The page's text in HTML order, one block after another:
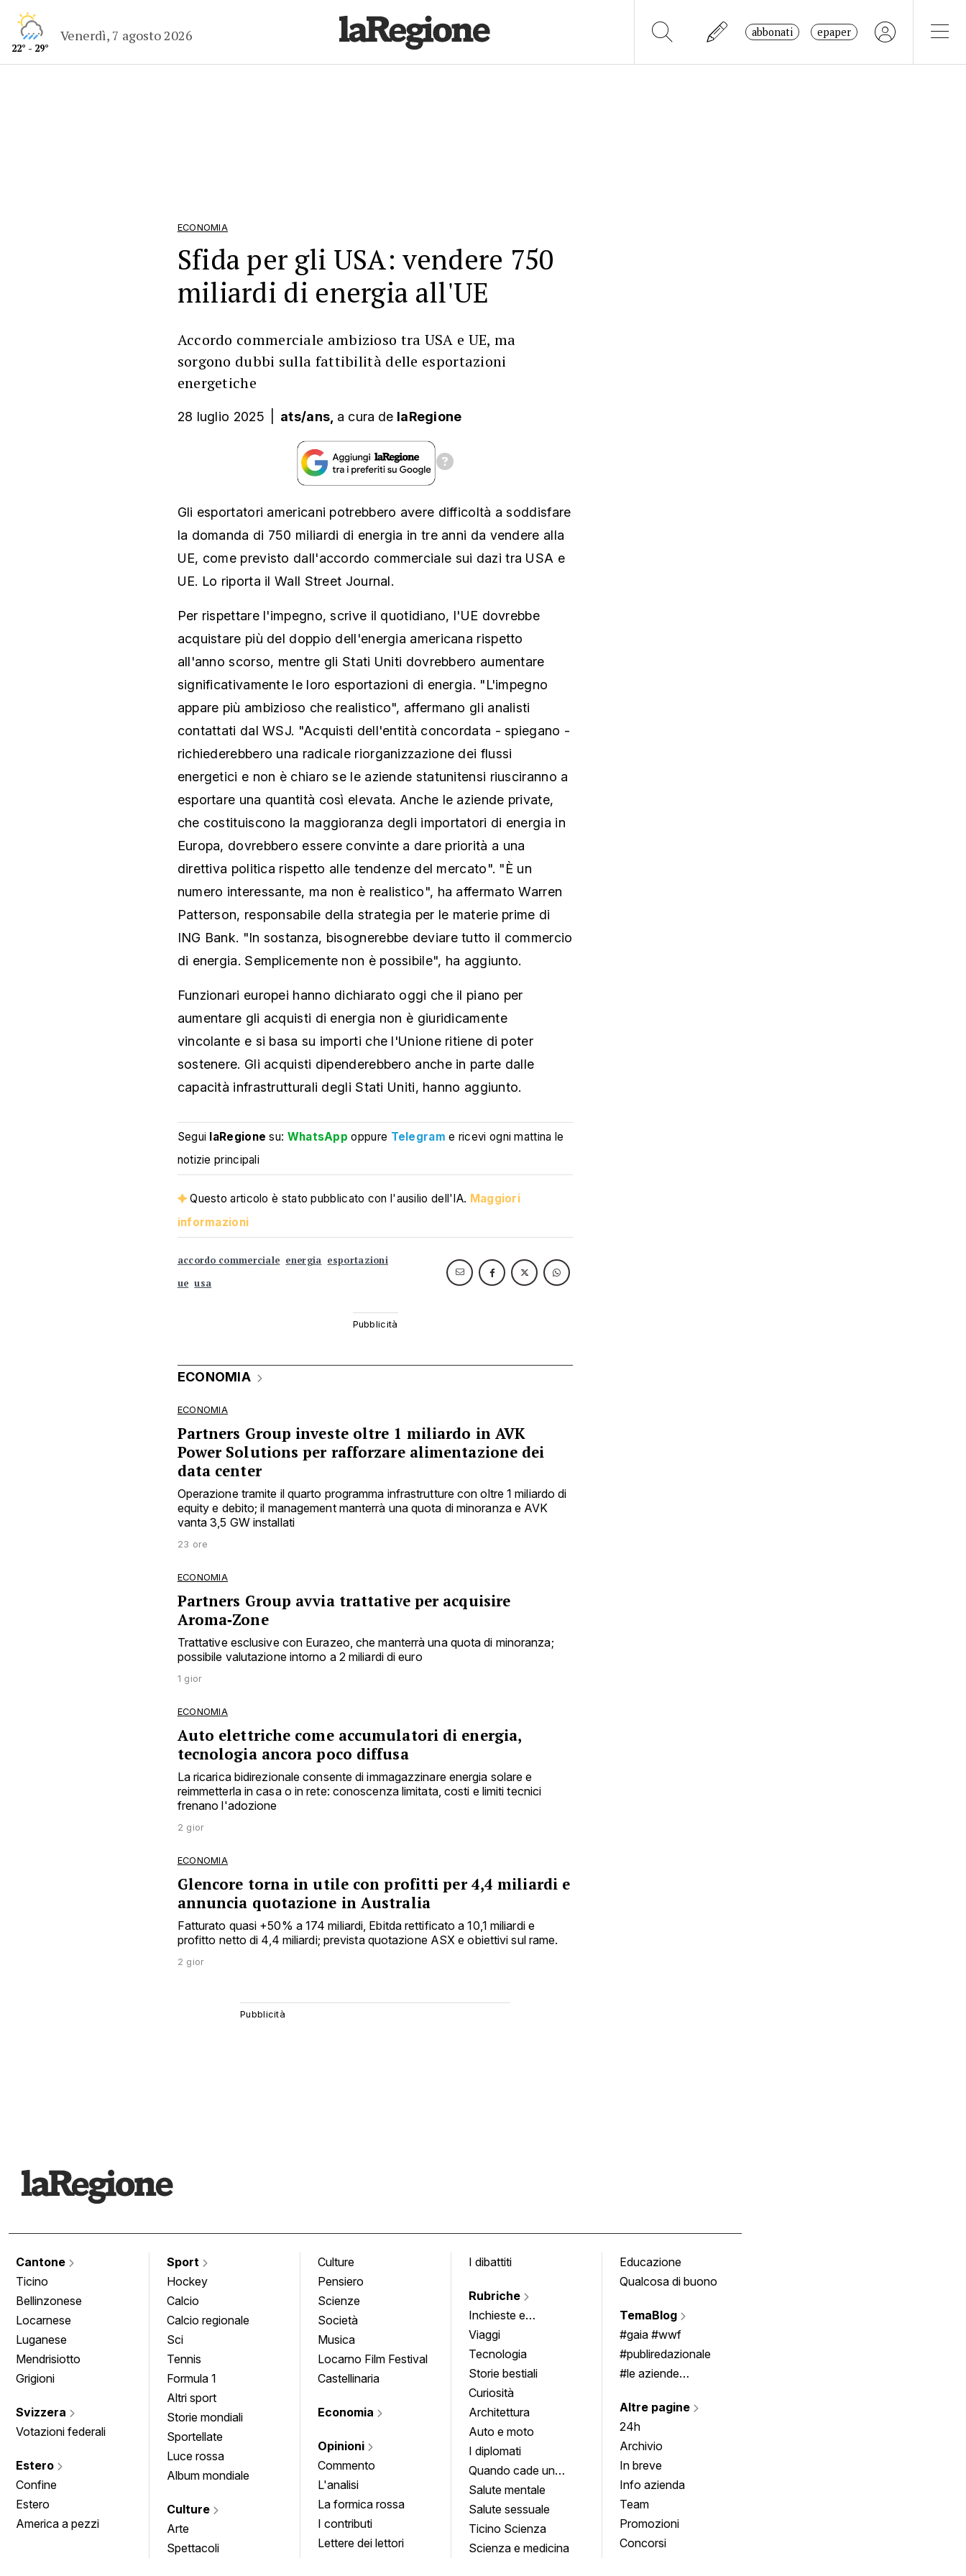
22° - 29°
Venerdì, 7 agosto 2026 abbonati epaper
ECONOMIA
Sfida per gli USA: vendere 750
miliardi di energia all'UE
Accordo commerciale ambizioso tra USA e UE, ma
sorgono dubbi sulla fattibilità delle esportazioni
energetiche
28 luglio 2025 | ats/ans, a cura de laRegione
Gli esportatori americani potrebbero avere difficoltà a soddisfare
la domanda di 750 miliardi di energia in tre anni da vendere alla
UE, come previsto dall'accordo commerciale sui dazi tra USA e
UE. Lo riporta il Wall Street Journal.
Per rispettare l'impegno, scrive il quotidiano, l'UE dovrebbe
acquistare più del doppio dell'energia americana rispetto
all'anno scorso, mentre gli Stati Uniti dovrebbero aumentare
significativamente le loro esportazioni di energia. "L'impegno
appare più ambizioso che realistico", affermano gli analisti
contattati dal WSJ. "Acquisti dell'entità concordata - spiegano -
richiederebbero una radicale riorganizzazione dei flussi
energetici e non è chiaro se le aziende statunitensi riusciranno a
esportare una quantità così elevata. Anche le aziende private,
che costituiscono la maggioranza degli importatori di energia in
Europa, dovrebbero essere convinte a dare priorità a una
direttiva politica rispetto alle tendenze del mercato". "È un
numero interessante, ma non è realistico", ha affermato Warren
Patterson, responsabile della strategia per le materie prime di
ING Bank. "In sostanza, bisognerebbe deviare tutto il commercio
di energia. Semplicemente non è possibile", ha aggiunto.
Funzionari europei hanno dichiarato oggi che il piano per
aumentare gli acquisti di energia non è giuridicamente
vincolante e si basa su importi che l'Unione ritiene di poter
sostenere. Gli acquisti dipenderebbero anche in parte dalle
capacità infrastrutturali degli Stati Uniti, hanno aggiunto.
Segui laRegione su: WhatsApp oppure Telegram e ricevi ogni mattina le
notizie principali
Questo articolo è stato pubblicato con l'ausilio dell'IA. Maggiori
informazioni
accordo commerciale energia esportazioni
ue usa
ECONOMIA
ECONOMIA
Partners Group investe oltre 1 miliardo in AVK
Power Solutions per rafforzare alimentazione dei
data center
Operazione tramite il quarto programma infrastrutture con oltre 1 miliardo di
equity e debito; il management manterrà una quota di minoranza e AVK
vanta 3,5 GW installati
23 ore
ECONOMIA
Partners Group avvia trattative per acquisire
Aroma‑Zone
Trattative esclusive con Eurazeo, che manterrà una quota di minoranza;
possibile valutazione intorno a 2 miliardi di euro
1 gior
ECONOMIA
Auto elettriche come accumulatori di energia,
tecnologia ancora poco diffusa
La ricarica bidirezionale consente di immagazzinare energia solare e
reimmetterla in casa o in rete: conoscenza limitata, costi e limiti tecnici
frenano l'adozione
2 gior
ECONOMIA
Glencore torna in utile con profitti per 4,4 miliardi e
annuncia quotazione in Australia
Fatturato quasi +50% a 174 miliardi, Ebitda rettificato a 10,1 miliardi e
profitto netto di 4,4 miliardi; prevista quotazione ASX e obiettivi sul rame.
2 gior
Cantone
Ticino
Bellinzonese
Locarnese
Luganese
Mendrisiotto
Grigioni
Svizzera
Votazioni federali
Estero
Confine
Estero
America a pezzi
Sport
Hockey
Calcio
Calcio regionale
Sci
Tennis
Formula 1
Altri sport
Storie mondiali
Sportellate
Luce rossa
Album mondiale
Culture
Arte
Spettacoli
Culture
Pensiero
Scienze
Società
Musica
Locarno Film Festival
Castellinaria
Economia
Opinioni
Commento
L'analisi
La formica rossa
I contributi
Lettere dei lettori
I dibattiti
Rubriche
Inchieste e
approfondimenti
Viaggi
Tecnologia
Storie bestiali
Curiosità
Architettura
Auto e moto
I diplomati
Quando cade un
quadro
Salute mentale
Salute sessuale
Ticino Scienza
Scienza e medicina
Educazione
Qualcosa di buono
TemaBlog
#gaia #wwf
#publiredazionale
#le aziende
Altre pagine
24h
Archivio
In breve
Info azienda
Team
Promozioni
Concorsi